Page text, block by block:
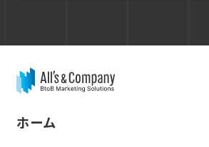
ホーム